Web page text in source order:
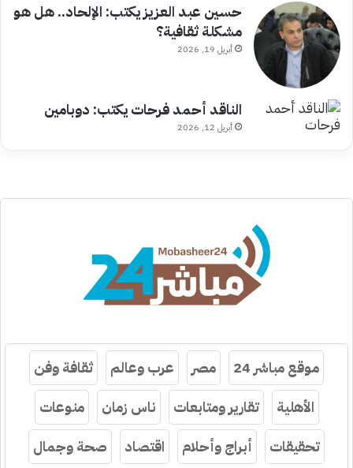
حسين عبد العزيز يكتب: الإلحاد.. هل هو
مشكلة ثقافية؟
أبريل 19, 2026
الناقد أحمد فرحات يكتب: دوبامين
أبريل 12, 2026
موقع مباشر 24 مصر عرب وعالم
ثقافة وفن
الأهلية
تقارير ومتابعات ناس زمان
منوعات
تحقيقات
أبراج وأحلام اقتصاد صحة وجمال